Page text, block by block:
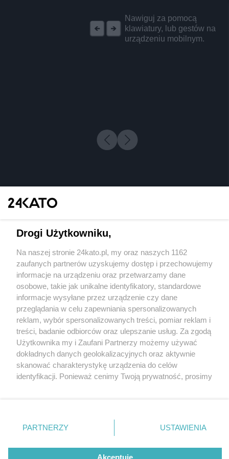
Nawiguj za pomocą
klawiatury, lub gestów na
urządzeniu mobilnym.
4 / 0
Wydawca mediów lokalnych
Nie zapomnij
zapoznać się z:
polityką prywatności regulamin korzystania z portali
Twojemiasto
Piekary Śląskie
Chorzów
Tarnowskie Góry
Gliwice
Skontakuj sięz nami
Kontakt
Wydawca
Redakcja
Drogi Użytkowniku,
Na naszej stronie 24kato.pl, my oraz naszych 1162
zaufanych partnerów uzyskujemy dostęp i przechowujemy
informacje na urządzeniu oraz przetwarzamy dane
osobowe, takie jak unikalne identyfikatory, standardowe
informacje wysyłane przez urządzenie czy dane
przeglądania w celu zapewniania spersonalizowanych
reklam, wybór spersonalizowanych treści, pomiar reklam i
treści, badanie odbiorców oraz ulepszanie usług. Za zgodą
Użytkownika my i Zaufani Partnerzy możemy używać
dokładnych danych geolokalizacyjnych oraz aktywnie
skanować charakterystykę urządzenia do celów
identyfikacji. Ponieważ cenimy Twoją prywatność, prosimy
prywatności znajdujący się w lewym dolnym rogu strony
. Niektóre rodzaje przetwarzania danych nie wymagają
zgody użytkownika, ale masz prawo sprzeciwić się
takiemu przetwarzaniu. Preferencje będą miały
PARTNERZY USTAWIENIA
Akceptuję